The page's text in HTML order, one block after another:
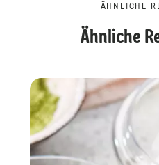
ÄHNLICHE
Ähnliche